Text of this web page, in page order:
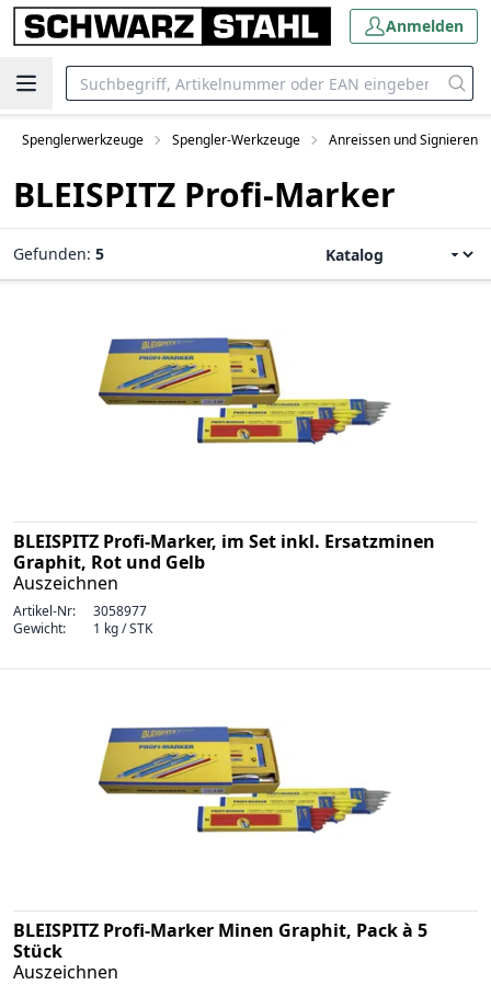
Anmelden
Spenglerwerkzeuge Spengler-Werkzeuge Anreissen und Signieren
BLEISPITZ Profi-Marker
Gefunden: 5
BLEISPITZ Profi-Marker, im Set inkl. Ersatzminen
Graphit, Rot und Gelb
Auszeichnen
Artikel-Nr:
3058977
Gewicht:
1 kg / STK
BLEISPITZ Profi-Marker Minen Graphit, Pack à 5
Stück
Auszeichnen